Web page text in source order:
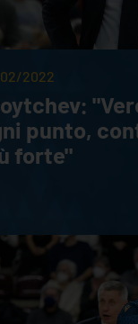
2022
punto,
forte"